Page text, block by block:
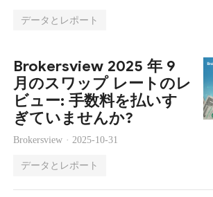
データとレポート
Brokersview 2025 年 9
月のスワップ レートのレ
ビュー: 手数料を払いす
ぎていませんか?
Brokersview · 2025-10-31
データとレポート